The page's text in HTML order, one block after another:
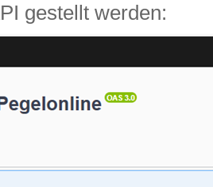
gestellt werden: